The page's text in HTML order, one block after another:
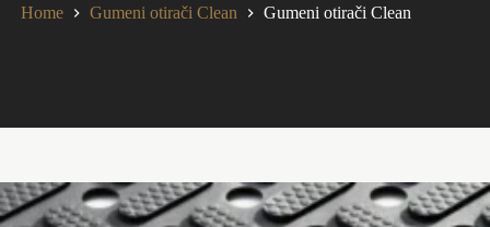
Home Gumeni otirači Clean Gumeni otirači Clean